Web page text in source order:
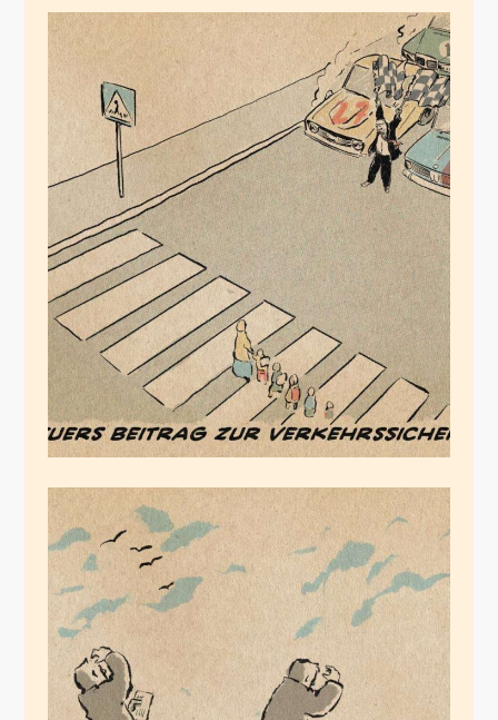
Scheuers Beitrag
Juli 9, 2020
Artenschutz